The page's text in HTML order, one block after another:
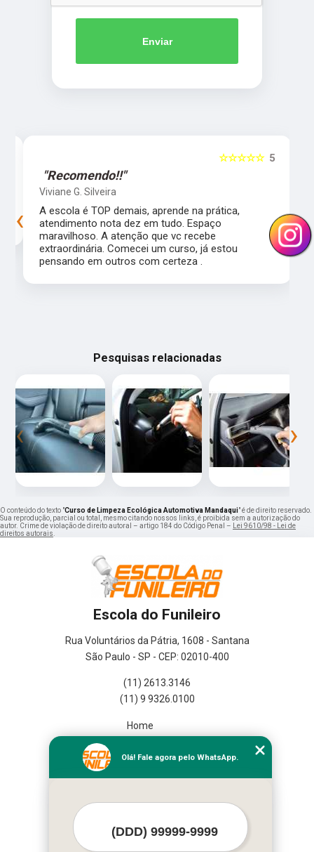
Enviar
5
☆☆☆☆☆
"Recomendo!!"
Viviane G. Silveira
A escola é TOP demais, aprende na prática,
atendimento nota dez em tudo. Espaço
maravilhoso. A atenção que vc recebe
extraordinária. Comecei um curso, já estou
pensando em outros com certeza .
‹ ›
Pesquisas relacionadas
‹ ›
O conteúdo do texto "Curso de Limpeza Ecológica Automotiva Mandaqui" é de direito reservado.
Sua reprodução, parcial ou total, mesmo citando nossos links, é proibida sem a autorização do
autor. Crime de violação de direito autoral – artigo 184 do Código Penal – Lei 9610/98 - Lei de
direitos autorais.
Escola do Funileiro
Rua Voluntários da Pátria, 1608 - Santana
São Paulo - SP - CEP: 02010-400
(11) 2613.3146
(11) 9 9326.0100
Home
Missão
Mapa do site
Olá! Fale agora pelo WhatsApp.